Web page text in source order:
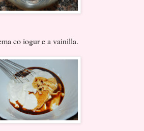
co iogur e a vainilla.